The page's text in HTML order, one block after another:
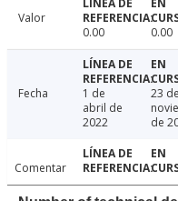
Valor
0.00
0.00
Fecha
1 de
abril de
2022
23 de
de
Comentar